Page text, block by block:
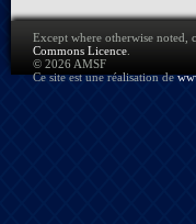
Except where otherwise noted,
Commons Licence
© 2026 AMSF
Ce site est une réalisation de